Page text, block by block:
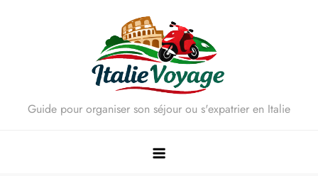
Guide pour organiser son séjour ou s'expatrier en Italie